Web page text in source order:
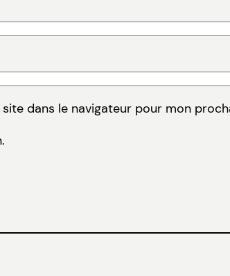
dans le navigateur pour mon